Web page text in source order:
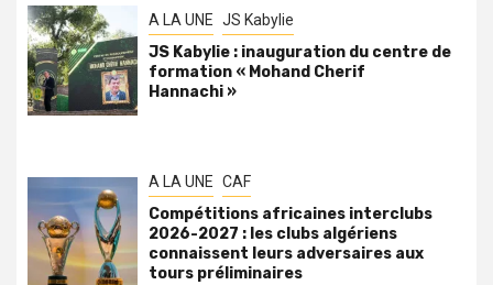
A LA UNE JS Kabylie
JS Kabylie : inauguration du centre de
formation « Mohand Cherif
Hannachi »
A LA UNE CAF
Compétitions africaines interclubs
2026-2027 : les clubs algériens
connaissent leurs adversaires aux
tours préliminaires